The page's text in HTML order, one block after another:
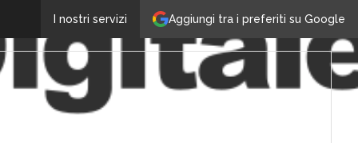
Aggiungi tra i preferiti su Google
I nostri servizi